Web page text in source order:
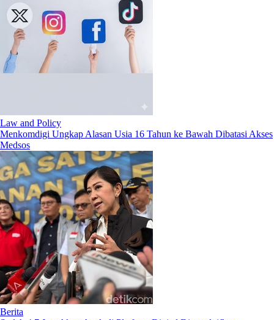
Law and Policy
Menkomdigi Ungkap Alasan Usia 16 Tahun ke Bawah Dibatasi Akses
Medsos
Berita